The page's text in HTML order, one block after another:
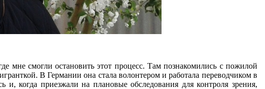
мне смогли остановить этот процесс. Там познакомились с пожилой
В Германии она стала волонтером и работала переводчиком в
когда приезжали на плановые обследования для контроля зрения,